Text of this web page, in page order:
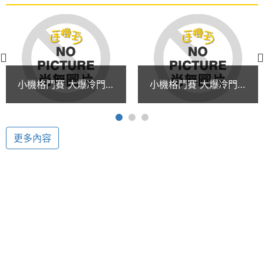
特別功能
● 內建獨特的「化身功能」，可以發揮創意，以類似
身訂做成「來電圖片」或「背景圖案」，也可以選擇
發送個人化的多媒體訊息，讓溝通更酷炫有型。
多媒體資訊
鈴聲種
類
SMAF, SMF
顯示螢幕
色彩
小機格鬥賽 大爆冷門
小機格鬥賽 大爆冷門
更多內容